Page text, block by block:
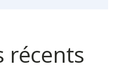
récents